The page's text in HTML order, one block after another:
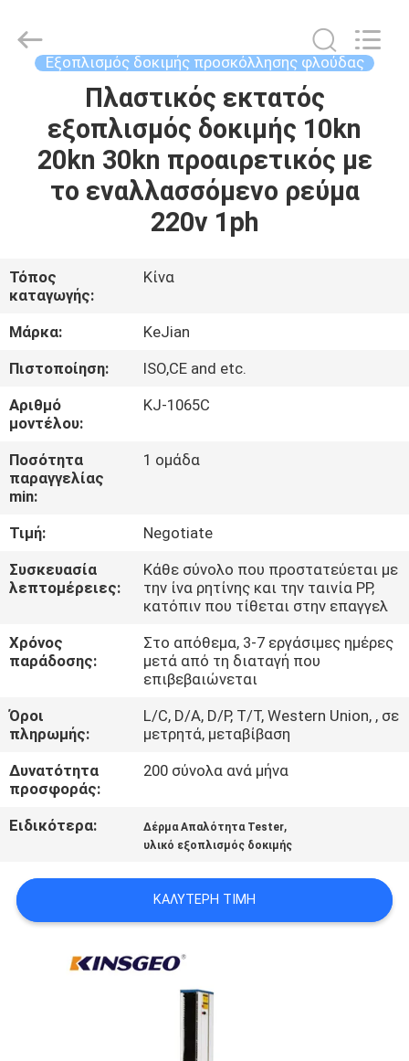
ΠΡΟΪΌΝΤΑ
ΓΎΡΟΣ
ΕΡΓΟΣΤΑΣΊΩΝ
ΠΟΙΟΤΙΚΌΣ
ΈΛΕΓΧΟΣ
ΜΑΣ
ΣΕ
ΕΠΑΦΉ
ΖΗΤΉΣΤΕ
ΑΠΌΣΠΑΣΜΑ
SITEMAP
PRIVACY
POLICY
INSTRUMENT
CO.,LTD.
Εξοπλισμός δοκιμής προσκόλλησης φλούδας
Πλαστικός εκτατός
εξοπλισμός δοκιμής 10kn
20kn 30kn προαιρετικός με
το εναλλασσόμενο ρεύμα
220v 1ph
Τόπος
καταγωγής:
Κίνα
Μάρκα:
KeJian
Πιστοποίηση:
ISO,CE and etc.
Αριθμό
μοντέλου:
KJ-1065C
Ποσότητα
παραγγελίας
min:
1 ομάδα
Τιμή:
Negotiate
Συσκευασία
λεπτομέρειες:
Κάθε σύνολο που προστατεύεται με
την ίνα ρητίνης και την ταινία PP,
κατόπιν που τίθεται στην επαγγελ
Χρόνος
παράδοσης:
Στο απόθεμα, 3-7 εργάσιμες ημέρες
μετά από τη διαταγή που
επιβεβαιώνεται
Όροι
πληρωμής:
L/C, D/A, D/P, T/T, Western Union, , σε
μετρητά, μεταβίβαση
Δυνατότητα
προσφοράς:
200 σύνολα ανά μήνα
Ειδικότερα: Δέρμα Απαλότητα Tester,
υλικό εξοπλισμός δοκιμής
ΚΑΛΎΤΕΡΗ ΤΙΜΉ